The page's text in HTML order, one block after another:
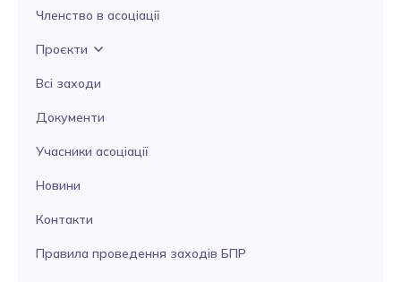
Членство в асоціації
Проєкти
Всі заходи
Документи
Учасники асоціації
Новини
Контакти
Правила проведення заходів БПР